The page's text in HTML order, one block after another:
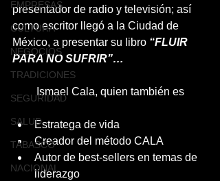
EMPRESAS
CULTURA
NEGOCIOS
TRADICIONES
SEGURIDAD
SALUD
TABASCO
NACIONAL
presentador de radio y televisión; así
como escritor llegó a la Ciudad de
México, a presentar su libro “FLUIR
PARA NO SUFRIR”…
Ismael Cala, quien también es
Estratega de vida
Creador del método CALA
Autor de best-sellers en temas de
liderazgo